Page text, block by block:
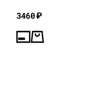
3460₽